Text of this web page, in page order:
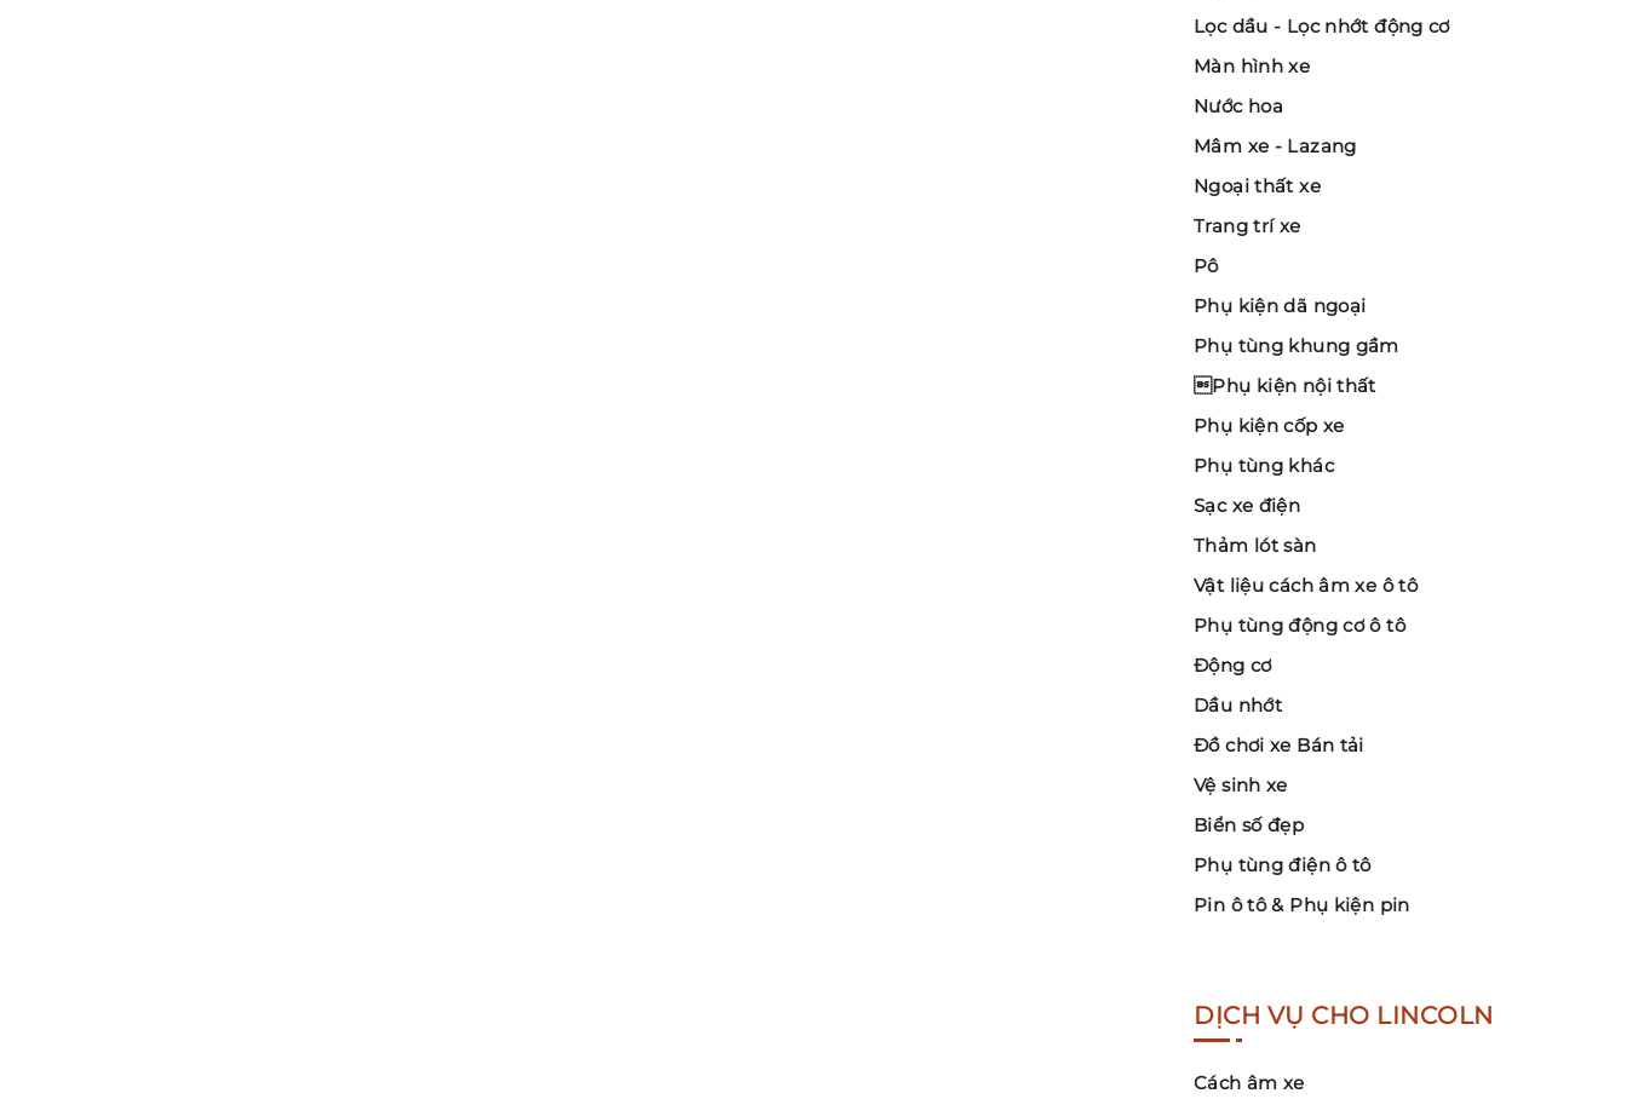
Lọc dầu - Lọc nhớt động cơ
Màn hình xe
Nước hoa
Mâm xe - Lazang
Ngoại thất xe
Trang trí xe
Pô
Phụ kiện dã ngoại
Phụ tùng khung gầm
Phụ kiện nội thất
Phụ kiện cốp xe
Phụ tùng khác
Sạc xe điện
Thảm lót sàn
Vật liệu cách âm xe ô tô
Phụ tùng động cơ ô tô
Động cơ
Dầu nhớt
Đồ chơi xe Bán tải
Vệ sinh xe
Biển số đẹp
Phụ tùng điện ô tô
Pin ô tô & Phụ kiện pin
DỊCH VỤ CHO LINCOLN
Cách âm xe